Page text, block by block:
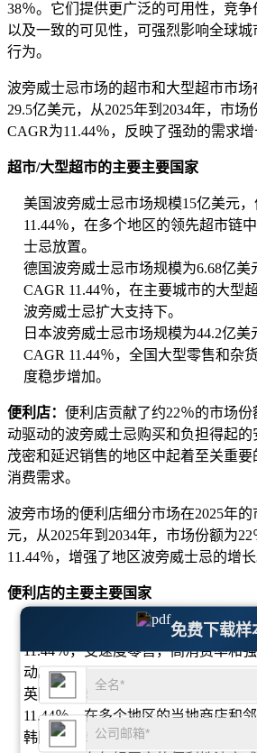
免费下载样
38％。它们提供更广泛的可用性，竞
以及一致的可见性，可强烈影响全球
行为。
波旁威士忌市场的超市和大型超市市场
29.5亿美元，从2025年到2034年，市场
CAGR为11.44％，反映了强劲的需求增
超市/大型超市的主要主要国家
美国波旁威士忌市场规模15亿美元
11.44％，在多个地区的领先超市链
士忌放置。
德国波旁威士忌市场规模为6.68亿美
CAGR 11.44％，在主要城市的大型
波旁威士忌扩大支持下。
日本波旁威士忌市场规模为44.2亿美
CAGR 11.44％，全国大型零售和杂
度稳步增加。
便利店： 便利店贡献了约22％的市场
动驱动的波旁威士忌购买和负担得起的
茂密和延迟销售的地区中起着至关重
消费需求。
波旁市场的便利店细分市场在2025年
元，从2025年到2034年，市场份额为
11.44％，增强了地区波旁威士忌的增长
便利店的主要主要国家
美国波旁威士忌市场规模为8.9亿美
11.44％，受速度零售，高消费率和
动。
英国波旁威士忌市场规模为5.51亿美
11.44％，在多个地区的当地商店和
韩国波旁威士忌市场规模为3.1亿美